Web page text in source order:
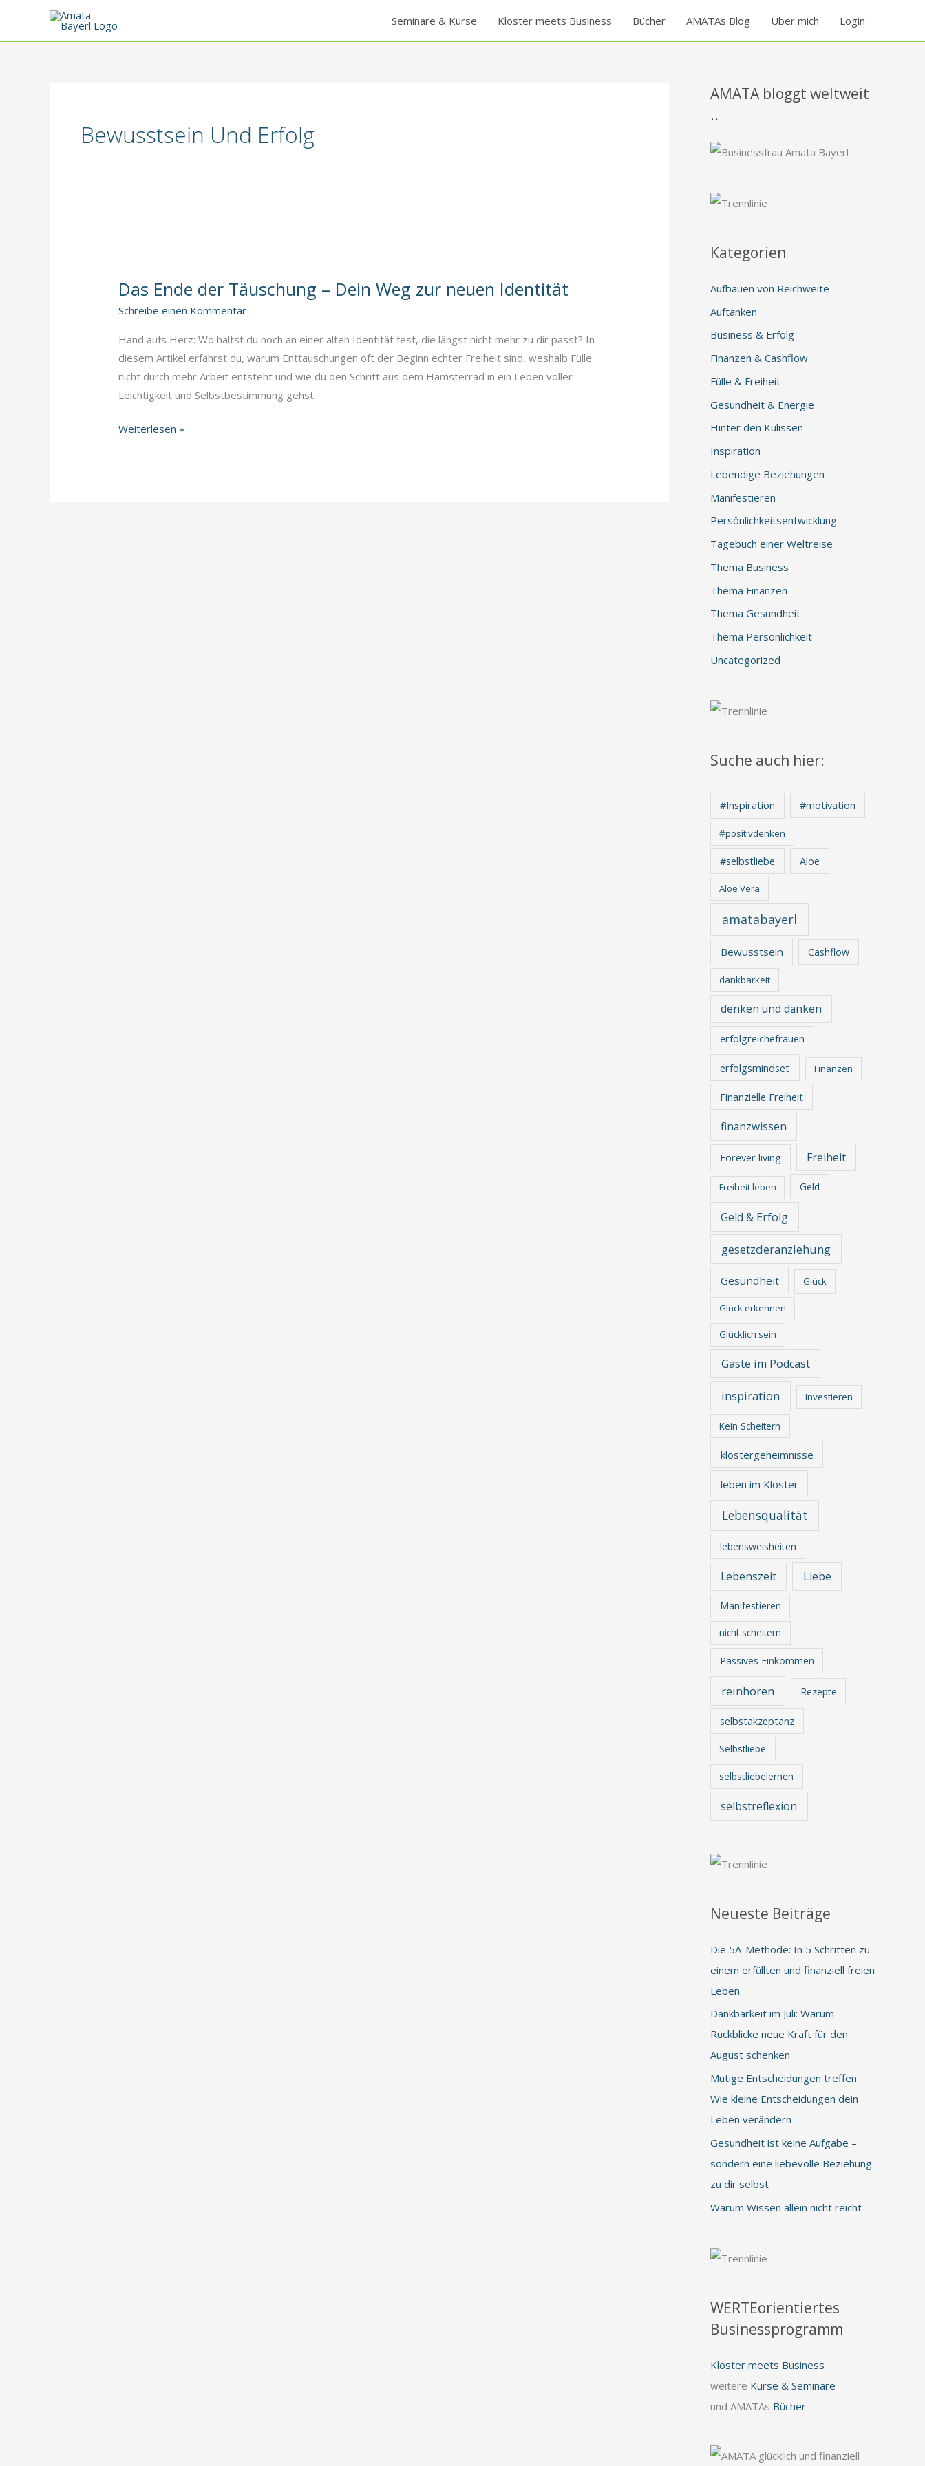
springen
Seminare & Kurse Kloster meets Business Bücher AMATAs Blog Über mich Login
Bewusstsein Und Erfolg
Das Ende der Täuschung – Dein Weg zur neuen Identität
Schreibe einen Kommentar
Hand aufs Herz: Wo hältst du noch an einer alten Identität fest, die längst nicht mehr zu dir passt? In
diesem Artikel erfährst du, warum Enttäuschungen oft der Beginn echter Freiheit sind, weshalb Fülle
nicht durch mehr Arbeit entsteht und wie du den Schritt aus dem Hamsterrad in ein Leben voller
Leichtigkeit und Selbstbestimmung gehst.
Das
Weiterlesen »
AMATA bloggt weltweit
..
Kategorien
Aufbauen von Reichweite
Auftanken
Business & Erfolg
Finanzen & Cashflow
Fülle & Freiheit
Gesundheit & Energie
Hinter den Kulissen
Inspiration
Lebendige Beziehungen
Manifestieren
Persönlichkeitsentwicklung
Tagebuch einer Weltreise
Thema Business
Thema Finanzen
Thema Gesundheit
Thema Persönlichkeit
Uncategorized
Suche auch hier:
#Inspiration #motivation
#positivdenken
#selbstliebe Aloe
Aloe Vera
amatabayerl
Bewusstsein Cashflow
dankbarkeit
denken und danken
erfolgreichefrauen
erfolgsmindset Finanzen
Finanzielle Freiheit
finanzwissen
Forever living Freiheit
Freiheit leben Geld
Geld & Erfolg
gesetzderanziehung
Gesundheit Glück
Glück erkennen
Glücklich sein
Gäste im Podcast
inspiration Investieren
Kein Scheitern
klostergeheimnisse
leben im Kloster
Lebensqualität
lebensweisheiten
Lebenszeit Liebe
Manifestieren
nicht scheitern
Passives Einkommen
reinhören Rezepte
selbstakzeptanz
Selbstliebe
selbstliebelernen
selbstreflexion
Neueste Beiträge
Die 5A-Methode: In 5 Schritten zu
einem erfüllten und finanziell freien
Leben
Dankbarkeit im Juli: Warum
Rückblicke neue Kraft für den
August schenken
Mutige Entscheidungen treffen:
Wie kleine Entscheidungen dein
Leben verändern
Gesundheit ist keine Aufgabe –
sondern eine liebevolle Beziehung
zu dir selbst
Warum Wissen allein nicht reicht
WERTEorientiertes
Businessprogramm
Kloster meets Business
weitere Kurse & Seminare
und AMATAs Bücher